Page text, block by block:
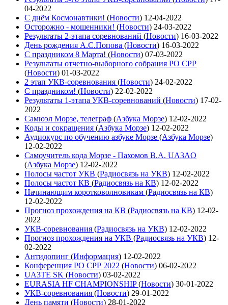
04-2022
С днём Космонавтики! (Новости) 12-04-2022
Осторожно - мошенники! (Новости) 24-03-2022
Результаты 2-этапа соревнований (Новости) 16-03-2022
День рождения А.С.Попова (Новости) 16-03-2022
С праздником 8 Марта! (Новости) 07-03-2022
Результаты отчетно-выборного собрания РО СРР
(Новости) 01-03-2022
2 этап УКВ-соревнования (Новости) 24-02-2022
С праздником! (Новости) 22-02-2022
Результаты 1-этапа УКВ-соревнований (Новости) 17-02-
2022
Самюэл Морзе, телеграф (Азбука Морзе) 12-02-2022
Коды и сокращения (Азбука Морзе) 12-02-2022
Аудиокурс по обучению азбуке Морзе (Азбука Морзе)
12-02-2022
Самоучитель кода Морзе - Пахомов В.А. UA3AO
(Азбука Морзе) 12-02-2022
Полосы частот УКВ (Радиосвязь на УКВ) 12-02-2022
Полосы частот КВ (Радиосвязь на КВ) 12-02-2022
Начинающим коротковолновикам (Радиосвязь на КВ)
12-02-2022
Прогноз прохождения на КВ (Радиосвязь на КВ) 12-02-
2022
УКВ-соревнования (Радиосвязь на УКВ) 12-02-2022
Прогноз прохождения на УКВ (Радиосвязь на УКВ) 12-
02-2022
Антидопинг (Информация) 12-02-2022
Конференция РО СРР 2022 (Новости) 06-02-2022
UA3TE SK (Новости) 03-02-2022
EURASIA HF CHAMPIONSHIP(Новости) 30-01-2022
УКВ-соревнования (Новости) 29-01-2022
День памяти (Новости) 28-01-2022